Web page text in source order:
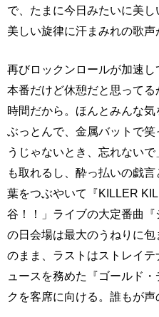
で、たまに今日みたいに美し
美しい旋律に汗まみれの歌声
再びロックンロールが加速
本番だけど休憩だと思って
時間だから。ほんとみんな
ぶっとんで、金属バットで
うじゃないとき、忘れない
も取れるし、酔っ払いの戯
葉をつぶやいて『KILLER
谷！！」ライブの大定番曲
の日会場は最大のうねりに包
のまま、ラストはストレイ
ュースを務めた『ゴールド
クを客席に向ける。誰もが声